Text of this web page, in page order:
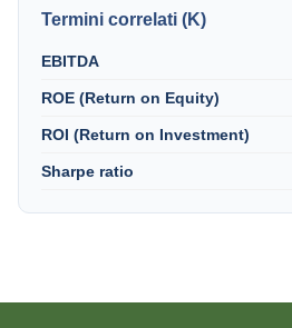
Termini correlati (K)
EBITDA
ROE (Return on Equity)
ROI (Return on Investment)
Sharpe ratio